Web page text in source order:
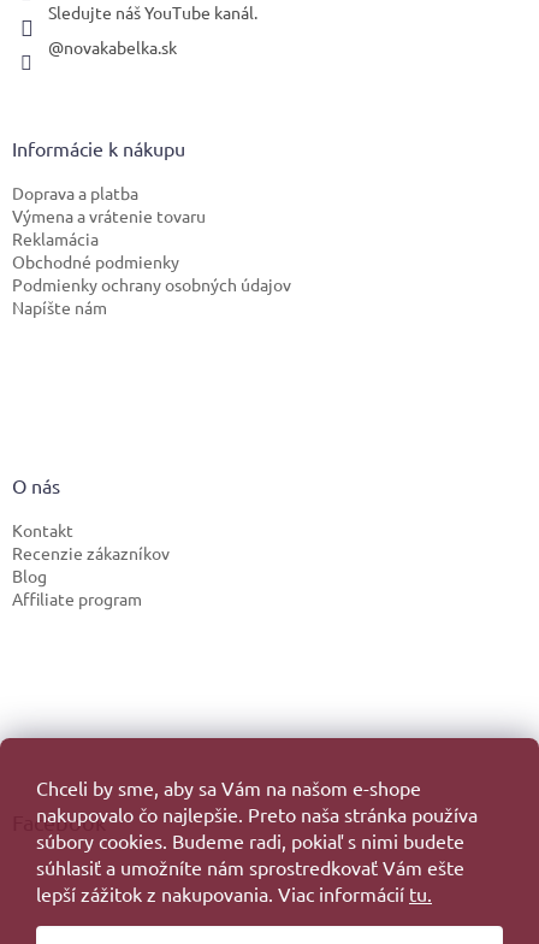
Chceli by sme, aby sa Vám na našom e-shope
nakupovalo čo najlepšie. Preto naša stránka používa
súbory cookies. Budeme radi, pokiaľ s nimi budete
súhlasiť a umožníte nám sprostredkovať Vám ešte
lepší zážitok z nakupovania. Viac informácií tu.
Sledujte náš YouTube kanál.
@novakabelka.sk
Informácie k nákupu
Doprava a platba
Výmena a vrátenie tovaru
Reklamácia
Obchodné podmienky
Podmienky ochrany osobných údajov
Napíšte nám
O nás
Kontakt
Recenzie zákazníkov
Blog
Affiliate program
Facebook